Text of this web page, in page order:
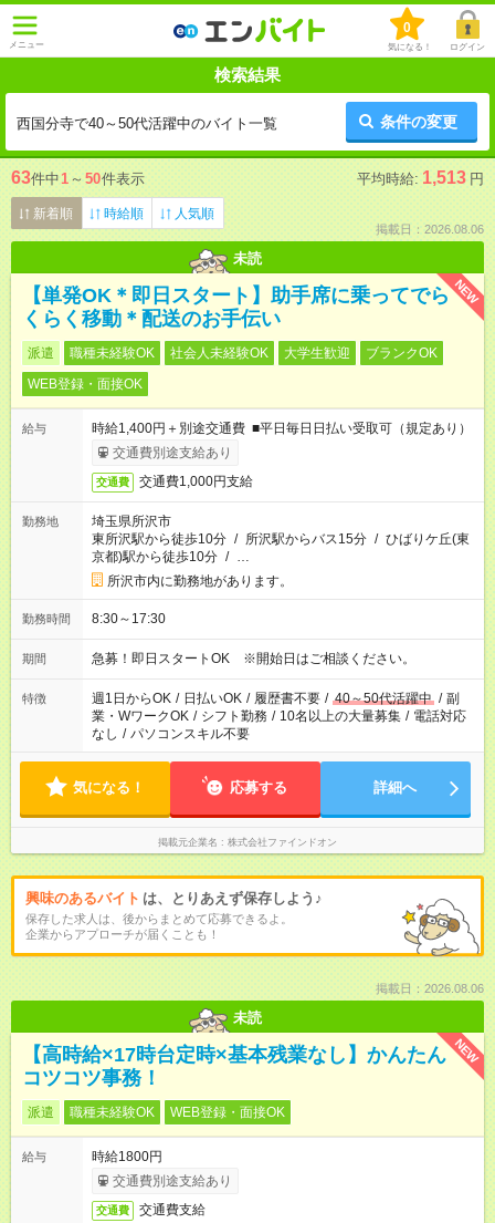
メニュー
0
気になる！ ログイン
検索結果
西国分寺で40～50代活躍中のバイト一覧 条件の変更
63件中1 ～ 50件表示 平均時給: 1,513 円
新着順 時給順 人気順
掲載日：2026.08.06
未読
NEW
【単発OK＊即日スタート】助手席に乗ってでら
くらく移動＊配送のお手伝い
派遣 職種未経験OK 社会人未経験OK 大学生歓迎
ブランクOK
WEB登録・面接OK
給与
時給1,400円＋別途交通費 ■平日毎日日払い受取可（規定あり）
交通費別途支給あり
交通費 交通費1,000円支給
勤務地
埼玉県所沢市
東所沢駅から徒歩10分 / 所沢駅からバス15分 / ひばりケ丘(東
京都)駅から徒歩10分 / …
所沢市内に勤務地があります。
勤務時間 8:30～17:30
期間 急募！即日スタートOK ※開始日はご相談ください。
特徴 週1日からOK / 日払いOK / 履歴書不要 / 40～50代活躍中 / 副
業・WワークOK / シフト勤務 / 10名以上の大量募集 / 電話対応
なし / パソコンスキル不要
気になる！ 応募する 詳細へ
掲載元企業名 株式会社ファインドオン
興味のあるバイト は、とりあえず保存しよう♪
保存した求人は、後からまとめて応募できるよ。
企業からアプローチが届くことも！
掲載日：2026.08.06
未読
NEW
【高時給×17時台定時×基本残業なし】かんたん
コツコツ事務！
派遣 職種未経験OK WEB登録・面接OK
給与
時給1800円
交通費別途支給あり
交通費 交通費支給